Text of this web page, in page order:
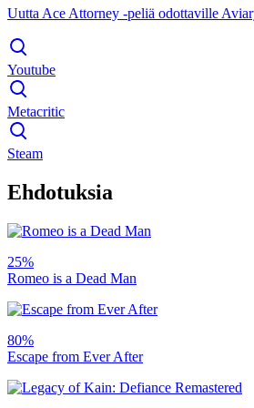
Uutta Ace Attorney -peliä odottaville
Youtube
Metacritic
Steam
Ehdotuksia
25%
Romeo is a Dead Man
80%
Escape from Ever After